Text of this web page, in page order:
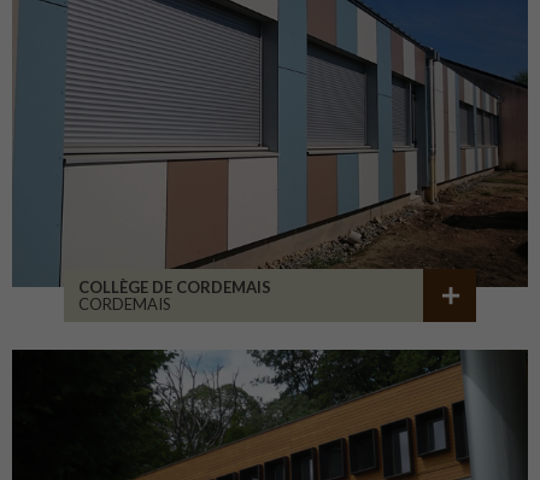
COLLÈGE DE CORDEMAIS
CORDEMAIS